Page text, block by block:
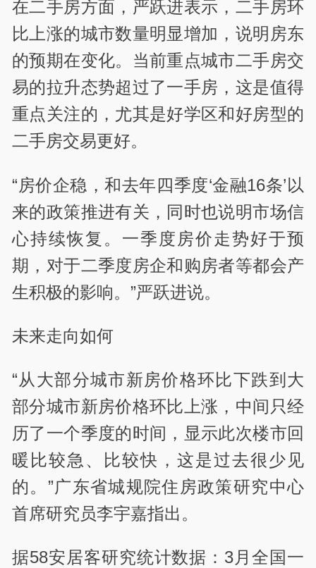
在二手房方面，严跃进表示，二手房环
比上涨的城市数量明显增加，说明房东
的预期在变化。当前重点城市二手房交
易的拉升态势超过了一手房，这是值得
重点关注的，尤其是好学区和好房型的
二手房交易更好。
“房价企稳，和去年四季度‘金融16条’以
来的政策推进有关，同时也说明市场信
心持续恢复。一季度房价走势好于预
期，对于二季度房企和购房者等都会产
生积极的影响。”严跃进说。
未来走向如何
“从大部分城市新房价格环比下跌到大
部分城市新房价格环比上涨，中间只经
历了一个季度的时间，显示此次楼市回
暖比较急、比较快，这是过去很少见
的。”广东省城规院住房政策研究中心
首席研究员李宇嘉指出。
据58安居客研究统计数据：3月全国一